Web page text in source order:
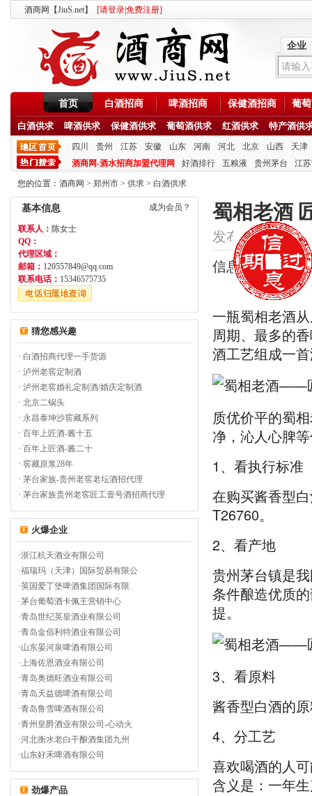
酒商网【JiuS.net】 [请登录免费注册]
企业
首页 白酒招商 啤酒招商 保健酒招商 葡
白酒供求 啤酒供求 保健酒供求 葡萄酒供求 红酒供求 特产酒供
四川 贵州 江苏 安徽 山东 河南 河北 北京 山西
天津
酒商网-酒水招商加盟代理网
好酒排行 五粮液 贵州茅台 江
您的位置： 酒商网 > 郑州市 > 供求 > 白酒供求
成为会员？
基本信息
联系人： 陈女士
QQ：
代理区域：
邮箱： 120557849@qq.com
联系电话： 15346575735
猜您感兴趣
· 白酒招商代理一手货源
· 泸州老窖定制酒
· 泸州老窖婚礼定制酒/婚庆定制酒
· 北京二锅头
· 永昌泰坤沙窖藏系列
· 百年上匠酒-酱十五
· 百年上匠酒-酱二十
· 窖藏原浆28年
· 茅台家族-贵州老窖老坛酒招代理
· 茅台家族贵州老窖匠工壹号酒招商代理
火爆企业
·浙江杭天酒业有限公司
·福瑞玛（天津）国际贸易有限公
·英国爱丁堡啤酒集团国际有限
·茅台葡萄酒卡佩王营销中心
·青岛世纪英皇酒业有限公司
·青岛金佰利特酒业有限公司
·山东晏河泉啤酒有限公司
·上海佐恩酒业有限公司
·青岛奥德旺酒业有限公司
·青岛天益德啤酒有限公司
·青岛鲁雪啤酒有限公司
·青州皇爵酒业有限公司-心动火
·河北衡水老白干酿酒集团九州
·山东好禾啤酒有限公司
劲爆产品
蜀相老酒
发布时间：
信息类型：供应
一瓶蜀相老酒
周期、最多的
酒工艺组成一
质优价平的蜀
净，沁人心脾
1、看执行标准
在购买酱香型
T26760。
2、看产地
贵州茅台镇是
条件酿造优质
提。
3、看原料
酱香型白酒的
4、分工艺
喜欢喝酒的人
含义是：一年